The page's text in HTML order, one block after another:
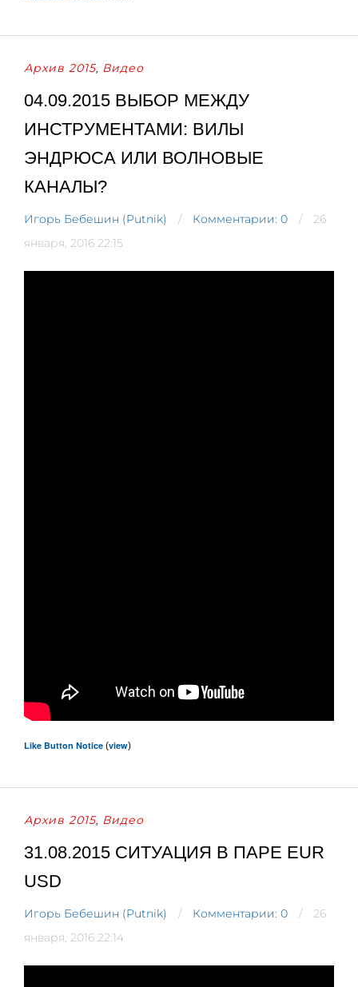
Архив 2015, Видео
04.09.2015 ВЫБОР МЕЖДУ
ИНСТРУМЕНТАМИ: ВИЛЫ
ЭНДРЮСА ИЛИ ВОЛНОВЫЕ
КАНАЛЫ?
Игорь Бебешин (Putnik) Комментарии: 0
26
января, 2016 22:15
Like Button Notice (view)
Архив 2015, Видео
31.08.2015 СИТУАЦИЯ В ПАРЕ EUR
USD
Игорь Бебешин (Putnik) Комментарии: 0
26
января, 2016 22:14